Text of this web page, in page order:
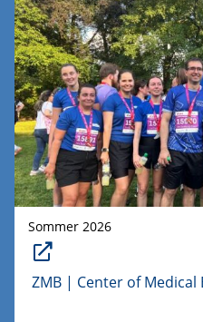
Sommer 2026
ZMB | Center of Medical